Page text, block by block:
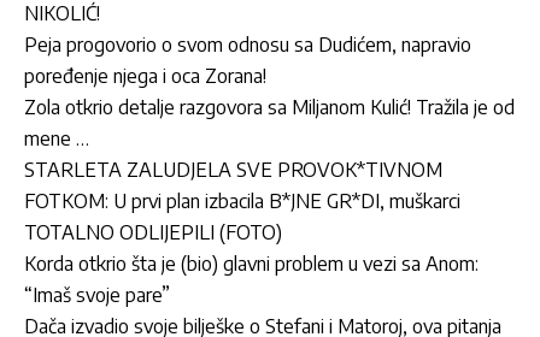
NIKOLIĆ!
Peja progovorio o svom odnosu sa Dudićem, napravio
poređenje njega i oca Zorana!
Zola otkrio detalje razgovora sa Miljanom Kulić! Tražila je od
mene …
STARLETA ZALUDJELA SVE PROVOK*TIVNOM
FOTKOM: U prvi plan izbacila B*JNE GR*DI, muškarci
TOTALNO ODLIJEPILI (FOTO)
Korda otkrio šta je (bio) glavni problem u vezi sa Anom:
“Imaš svoje pare”
Dača izvadio svoje bilješke o Stefani i Matoroj, ova pitanja